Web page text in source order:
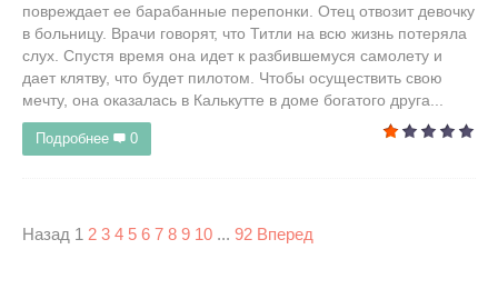
повреждает ее барабанные перепонки. Отец отвозит девочку
в больницу. Врачи говорят, что Титли на всю жизнь потеряла
слух. Спустя время она идет к разбившемуся самолету и
дает клятву, что будет пилотом. Чтобы осуществить свою
мечту, она оказалась в Калькутте в доме богатого друга...
Подробнее 0
Назад 1 2 3 4 5 6 7 8 9 10 ... 92 Вперед